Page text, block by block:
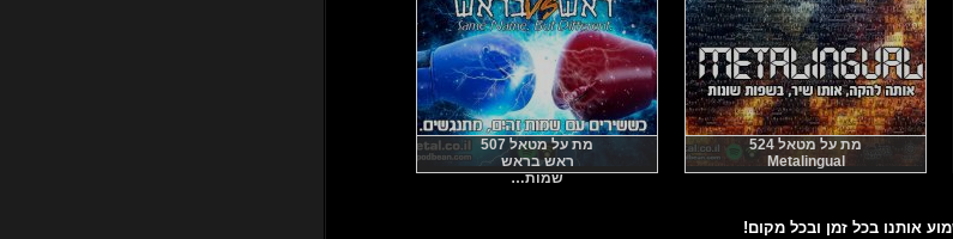
מת על מטאל 524
Metalingual
מת על מטאל 507
ראש בראש
שמות…